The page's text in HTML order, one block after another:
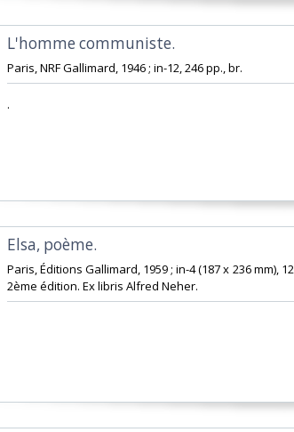
‎L'homme communiste. ‎
‎Paris, NRF Gallimard, 1946 ; in-12, 246 pp., br.‎
‎.‎
‎Elsa, poème. ‎
‎Paris, Éditions Gallimard, 1959 ; in-4 (187 x 236 mm),
2ème édition. Ex libris Alfred Neher.‎